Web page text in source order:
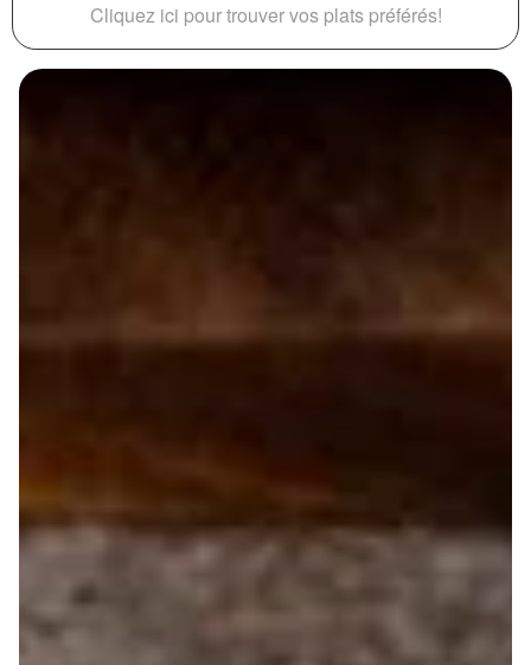
Cliquez ici pour trouver vos plats préférés!